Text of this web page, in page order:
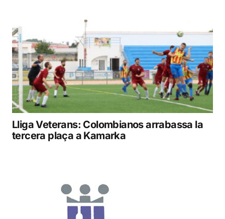
Lliga Veterans: Colombianos arrabassa la
tercera plaça a Kamarka